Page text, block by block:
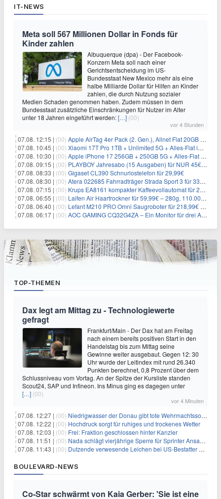
IT-NEWS
Meta soll 567 Millionen Dollar in Fonds für
Kinder zahlen
Albuquerque (dpa) - Der Facebook-
Konzern Meta soll nach einer
Gerichtsentscheidung im US-
Bundesstaat New Mexico mehr als eine
halbe Milliarde Dollar für Hilfen an Kinder
zahlen, die durch Nutzung sozialer
Medien Schaden genommen haben. Zudem müssen in dem
Bundesstaat zusätzliche Einschränkungen für Nutzer im Alter
unter 18 Jahren eingeführt werden:[…] (00)
vor 4 Stunden
07.08. 12:15 | (00) Apple AirTag 4er Pack (2. Gen.), Allnet Flat 20GB 5G im Telekom-Netz für 14,99€/Monat – eff. 2,07€/Monat
07.08. 10:45 | (00) Xiaomi 17T Pro 1TB + Unlimited 5G + Alles-Flat im o2 Netz für 29,99€/Monat – eff. 1,15€/Monat
07.08. 10:30 | (00) Apple iPhone 17 256GB + 250GB 5G + Alles-Flat im Telekom-Netz für 34€/Monat – eff. 6,29€/Monat
07.08. 09:15 | (00) PLAYBOY Jahresabo (15 Ausgaben) für NUR 45€ (statt 198€)
07.08. 08:33 | (00) Gigaset CL390 Schnurlostelefon für 29,99€
07.08. 08:30 | (00) Atera 022685 Fahrradträger Strada Sport 3 für 337,48€
07.08. 07:15 | (00) Krups EA8161 kompakter Kaffeevollautomat für 249,99€
07.08. 06:55 | (00) Laifen Air Haartrockner für 59,99€ – 280g, 110.000 U/min
07.08. 06:40 | (00) Lefant M210 PRO Omni Saugroboter für 218,99€ – 20.000Pa, Wischfunktion
07.08. 06:17 | (00) AOC GAMING CQ32G4ZA – Ein Monitor für drei Arten von Spielen
TOP-THEMEN
Dax legt am Mittag zu - Technologiewerte
gefragt
Frankfurt/Main - Der Dax hat am Freitag
nach einem bereits positiven Start in den
Handelstag bis zum Mittag seine
Gewinne weiter ausgebaut. Gegen 12: 30
Uhr wurde der Leitindex mit rund 26.340
Punkten berechnet, 0,8 Prozent über dem
Schlussniveau vom Vortag. An der Spitze der Kursliste standen
Scout24, SAP und Infineon. Ins Minus ging es dagegen unter
[…] (00)
vor 4 Minuten
07.08. 12:27 | (00) Niedrigwasser der Donau gibt tote Wehrmachtssoldaten frei
07.08. 12:22 | (00) Hochdruck sorgt für ruhiges und trockenes Wetter
07.08. 12:03 | (00) Frei: Fraktion geschlossen hinter Kanzler
07.08. 11:51 | (00) Nada schlägt vierjährige Sperre für Sprinter Ansah vor
07.08. 11:43 | (00) Dutzende verwesende Leichen bei US-Bestatter gefunden
BOULEVARD-NEWS
Co-Star schwärmt von Kaia Gerber: 'Sie ist eine